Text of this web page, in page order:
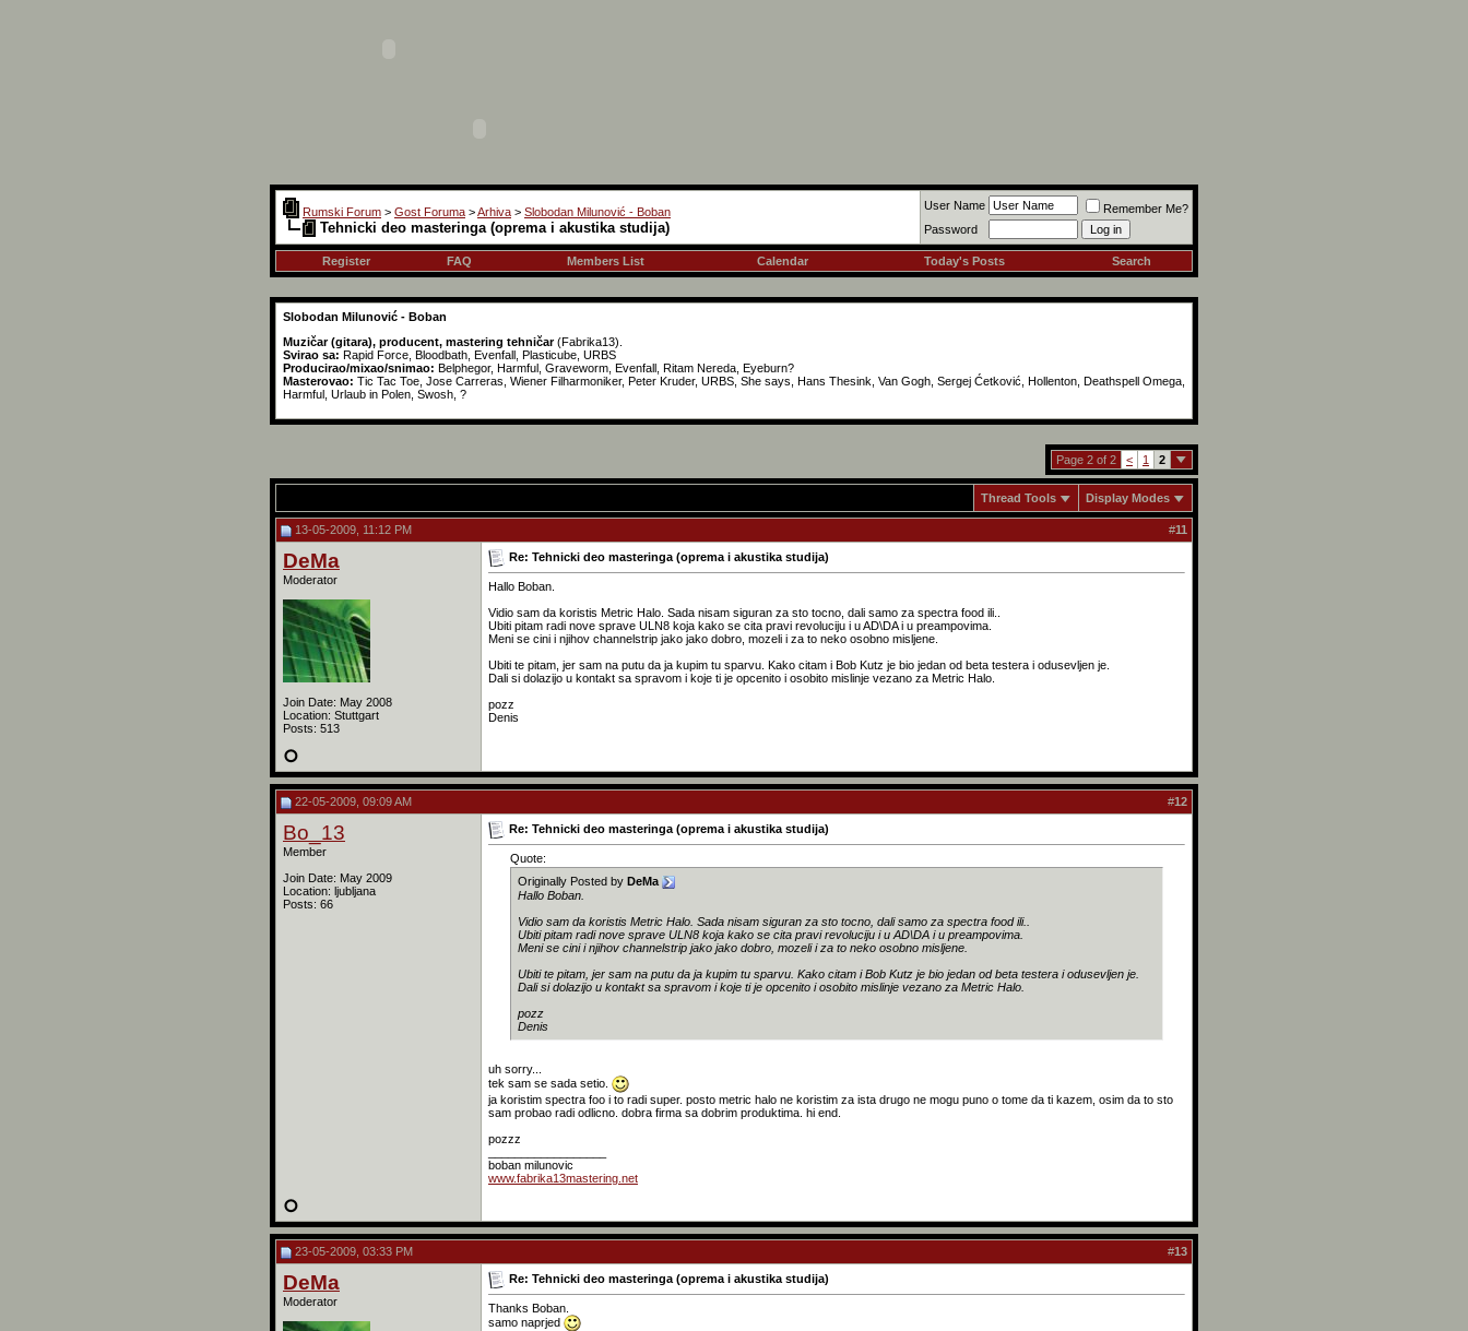
Rumski Forum > Gost Foruma >Arhiva > Slobodan Milunović - Boban
Tehnicki deo masteringa (oprema i akustika studija)
User Name
Remember Me?
Password
Register FAQ Members List Calendar Today's Posts Search
Slobodan Milunović - Boban
Muzičar (gitara), producent, mastering tehničar(Fabrika13).
Svirao sa: Rapid Force, Bloodbath, Evenfall, Plasticube, URBS
Producirao/mixao/snimao: Belphegor, Harmful, Graveworm, Evenfall, Ritam Nereda, Eyeburn?
Masterovao: Tic Tac Toe, Jose Carreras, Wiener Filharmoniker, Peter Kruder, URBS, She says, Hans Thesink, Van Gogh, Sergej Ćetković, Hollenton, Deathspell Omega,
Harmful, Urlaub in Polen, Swosh, ?
Page 2 of 2 < 1 2
Thread Tools Display Modes
13-05-2009, 11:12 PM #11
DeMa
Moderator
Join Date: May 2008
Location: Stuttgart
Posts: 513
Re: Tehnicki deo masteringa (oprema i akustika studija)
Hallo Boban.
Vidio sam da koristis Metric Halo. Sada nisam siguran za sto tocno, dali samo za spectra food ili..
Ubiti pitam radi nove sprave ULN8 koja kako se cita pravi revoluciju i u AD\DA i u preampovima.
Meni se cini i njihov channelstrip jako jako dobro, mozeli i za to neko osobno misljene.
Ubiti te pitam, jer sam na putu da ja kupim tu sparvu. Kako citam i Bob Kutz je bio jedan od beta testera i odusevljen je.
Dali si dolazijo u kontakt sa spravom i koje ti je opcenito i osobito mislinje vezano za Metric Halo.
pozz
Denis
22-05-2009, 09:09 AM #12
Bo_13
Member
Join Date: May 2009
Location: ljubljana
Posts: 66
Re: Tehnicki deo masteringa (oprema i akustika studija)
Quote:
Originally Posted by DeMa
Hallo Boban.
Vidio sam da koristis Metric Halo. Sada nisam siguran za sto tocno, dali samo za spectra food ili..
Ubiti pitam radi nove sprave ULN8 koja kako se cita pravi revoluciju i u AD\DA i u preampovima.
Meni se cini i njihov channelstrip jako jako dobro, mozeli i za to neko osobno misljene.
Ubiti te pitam, jer sam na putu da ja kupim tu sparvu. Kako citam i Bob Kutz je bio jedan od beta testera i odusevljen je.
Dali si dolazijo u kontakt sa spravom i koje ti je opcenito i osobito mislinje vezano za Metric Halo.
pozz
Denis
uh sorry...
tek sam se sada setio.
ja koristim spectra foo i to radi super. posto metric halo ne koristim za ista drugo ne mogu puno o tome da ti kazem, osim da to sto
sam probao radi odlicno. dobra firma sa dobrim produktima. hi end.
pozzz
boban milunovic
www.fabrika13mastering.net
23-05-2009, 03:33 PM #13
DeMa
Moderator
Re: Tehnicki deo masteringa (oprema i akustika studija)
Thanks Boban.
samo naprjed